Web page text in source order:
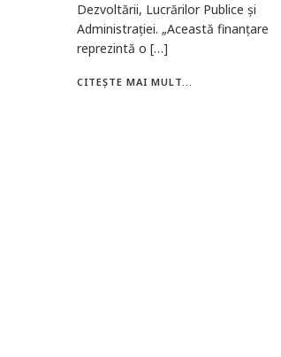
Dezvoltării, Lucrărilor Publice și
Administrației. „Această finanțare
reprezintă o […]
CITEȘTE MAI MULT...